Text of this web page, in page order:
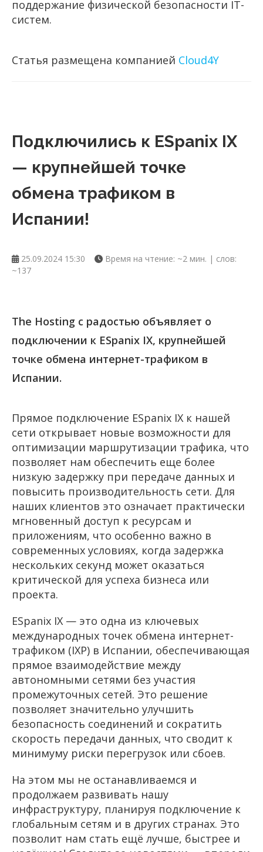
поддержание физической безопасности IT-
систем.
Статья размещена компанией Cloud4Y
Подключились к ESpanix IX
— крупнейшей точке
обмена трафиком в
Испании!
25.09.2024 15:30
Время на чтение: ~2 мин. | слов:
~137
The Hosting с радостью объявляет о
подключении к ESpanix IX, крупнейшей
точке обмена интернет-трафиком в
Испании.
Прямое подключение ESpanix IX к нашей
сети открывает новые возможности для
оптимизации маршрутизации трафика, что
позволяет нам обеспечить еще более
низкую задержку при передаче данных и
повысить производительность сети. Для
наших клиентов это означает практически
мгновенный доступ к ресурсам и
приложениям, что особенно важно в
современных условиях, когда задержка
нескольких секунд может оказаться
критической для успеха бизнеса или
проекта.
ESpanix IX — это одна из ключевых
международных точек обмена интернет-
трафиком (IXP) в Испании, обеспечивающая
прямое взаимодействие между
автономными сетями без участия
промежуточных сетей. Это решение
позволяет значительно улучшить
безопасность соединений и сократить
скорость передачи данных, что сводит к
минимуму риски перегрузок или сбоев.
На этом мы не останавливаемся и
продолжаем развивать нашу
инфраструктуру, планируя подключение к
глобальным сетям и в других странах. Это
позволит нам стать ещё лучше, быстрее и